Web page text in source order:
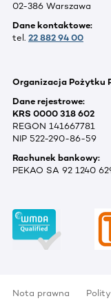
02-386 Warszawa
Dane kontaktowe:
tel. 22 882 94 00
Organizacja Pożytku
Dane rejestrowe:
KRS 0000 318 602
REGON 141667781
NIP 522-290-86-59
Rachunek bankowy:
PEKAO SA 92 1240
Nota prawna